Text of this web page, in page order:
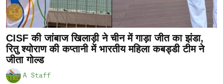
CISF की जांबाज खिलाड़ी ने चीन में गाड़ा जीत का झंडा,
रितु श्योराण की कप्तानी में भारतीय महिला कबड्डी टीम ने
जीता गोल्ड
A Staff